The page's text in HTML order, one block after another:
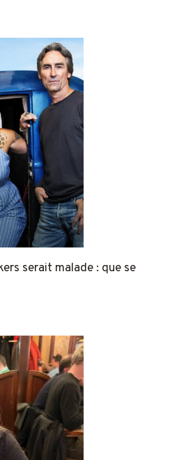
serait malade : que se